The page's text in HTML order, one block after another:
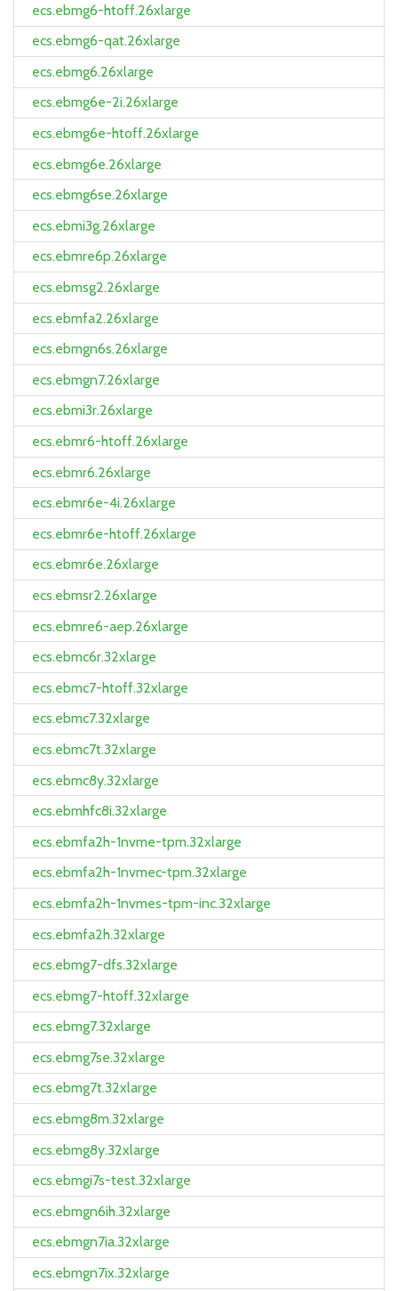
ecs.ebmg6-htoff.26xlarge
ecs.ebmg6-qat.26xlarge
ecs.ebmg6.26xlarge
ecs.ebmg6e-2i.26xlarge
ecs.ebmg6e-htoff.26xlarge
ecs.ebmg6e.26xlarge
ecs.ebmg6se.26xlarge
ecs.ebmi3g.26xlarge
ecs.ebmre6p.26xlarge
ecs.ebmsg2.26xlarge
ecs.ebmfa2.26xlarge
ecs.ebmgn6s.26xlarge
ecs.ebmgn7.26xlarge
ecs.ebmi3r.26xlarge
ecs.ebmr6-htoff.26xlarge
ecs.ebmr6.26xlarge
ecs.ebmr6e-4i.26xlarge
ecs.ebmr6e-htoff.26xlarge
ecs.ebmr6e.26xlarge
ecs.ebmsr2.26xlarge
ecs.ebmre6-aep.26xlarge
ecs.ebmc6r.32xlarge
ecs.ebmc7-htoff.32xlarge
ecs.ebmc7.32xlarge
ecs.ebmc7t.32xlarge
ecs.ebmc8y.32xlarge
ecs.ebmhfc8i.32xlarge
ecs.ebmfa2h-1nvme-tpm.32xlarge
ecs.ebmfa2h-1nvmec-tpm.32xlarge
ecs.ebmfa2h-1nvmes-tpm-inc.32xlarge
ecs.ebmfa2h.32xlarge
ecs.ebmg7-dfs.32xlarge
ecs.ebmg7-htoff.32xlarge
ecs.ebmg7.32xlarge
ecs.ebmg7se.32xlarge
ecs.ebmg7t.32xlarge
ecs.ebmg8m.32xlarge
ecs.ebmg8y.32xlarge
ecs.ebmgi7s-test.32xlarge
ecs.ebmgn6ih.32xlarge
ecs.ebmgn7ia.32xlarge
ecs.ebmgn7ix.32xlarge